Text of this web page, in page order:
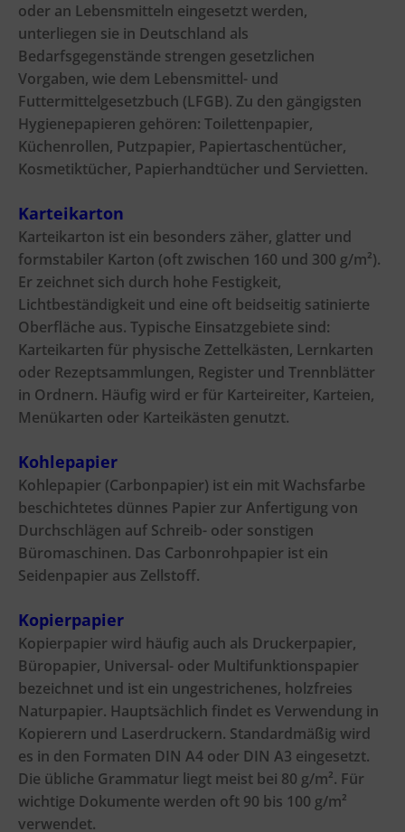
oder an Lebensmitteln eingesetzt werden,
unterliegen sie in Deutschland als
Bedarfsgegenstände strengen gesetzlichen
Vorgaben, wie dem Lebensmittel- und
Futtermittelgesetzbuch (LFGB). Zu den gängigsten
Hygienepapieren gehören: Toilettenpapier,
Küchenrollen, Putzpapier, Papiertaschentücher,
Kosmetiktücher, Papierhandtücher und Servietten.
Karteikarton
Karteikarton ist ein besonders zäher, glatter und
formstabiler Karton (oft zwischen 160 und 300 g/m²).
Er zeichnet sich durch hohe Festigkeit,
Lichtbeständigkeit und eine oft beidseitig satinierte
Oberfläche aus. Typische Einsatzgebiete sind:
Karteikarten für physische Zettelkästen, Lernkarten
oder Rezeptsammlungen, Register und Trennblätter
in Ordnern. Häufig wird er für Karteireiter, Karteien,
Menükarten oder Karteikästen genutzt.
Kohlepapier
Kohlepapier (Carbonpapier) ist ein mit Wachsfarbe
beschichtetes dünnes Papier zur Anfertigung von
Durchschlägen auf Schreib- oder sonstigen
Büromaschinen. Das Carbonrohpapier ist ein
Seidenpapier aus Zellstoff.
Kopierpapier
Kopierpapier wird häufig auch als Druckerpapier,
Büropapier, Universal- oder Multifunktionspapier
bezeichnet und ist ein ungestrichenes, holzfreies
Naturpapier. Hauptsächlich findet es Verwendung in
Kopierern und Laserdruckern. Standardmäßig wird
es in den Formaten DIN A4 oder DIN A3 eingesetzt.
Die übliche Grammatur liegt meist bei 80 g/m². Für
wichtige Dokumente werden oft 90 bis 100 g/m²
verwendet.